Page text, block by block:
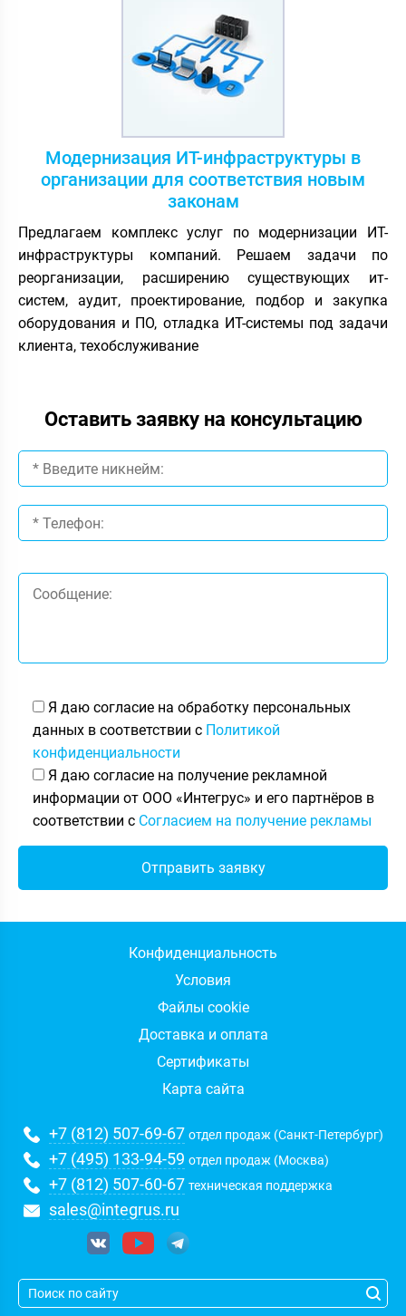
Модернизация ИТ-инфраструктуры в
организации для соответствия новым
законам
Предлагаем комплекс услуг по модернизации ИТ-
инфраструктуры компаний. Решаем задачи по
реорганизации, расширению существующих ит-
систем, аудит, проектирование, подбор и закупка
оборудования и ПО, отладка ИТ-системы под задачи
клиента, техобслуживание
Оставить заявку на консультацию
Я даю согласие на обработку персональных
данных в соответствии с Политикой
конфиденциальности
Я даю согласие на получение рекламной
информации от ООО «Интегрус» и его партнёров в
соответствии с Согласием на получение рекламы
Конфиденциальность
Условия
Файлы cookie
Доставка и оплата
Сертификаты
Карта сайта
+7 (812) 507-69-67 отдел продаж (Санкт-Петербург)
+7 (495) 133-94-59 отдел продаж (Москва)
+7 (812) 507-60-67 техническая поддержка
sales@integrus.ru